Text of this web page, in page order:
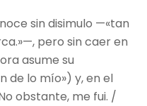
sin disimulo —«tan
pero sin caer en
asume su
de lo mío») y, en el
obstante, me fui. /